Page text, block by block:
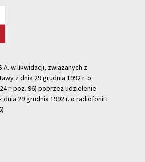
w likwidacji, związanych z
z dnia 29 grudnia 1992 r. o
r. poz. 96) poprzez udzielenie
29 grudnia 1992 r. o radiofonii i